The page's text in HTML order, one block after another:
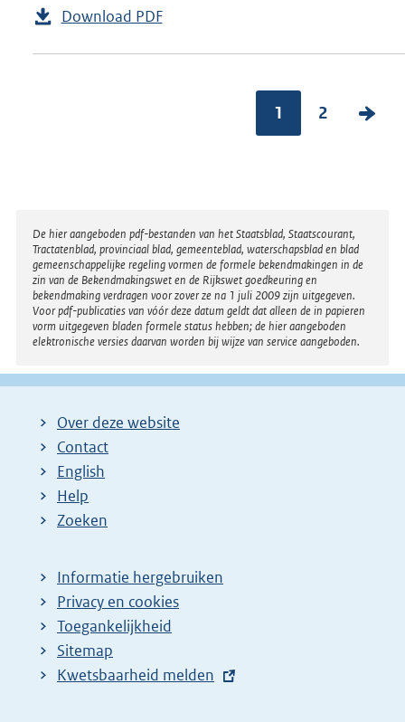
Download PDF
1 2
V
g
Disclaimer
De hier aangeboden pdf-bestanden van het Staatsblad, Staatscourant,
Tractatenblad, provinciaal blad, gemeenteblad, waterschapsblad en blad
gemeenschappelijke regeling vormen de formele bekendmakingen in de
zin van de Bekendmakingswet en de Rijkswet goedkeuring en
bekendmaking verdragen voor zover ze na 1 juli 2009 zijn uitgegeven.
Voor pdf-publicaties van vóór deze datum geldt dat alleen de in papieren
vorm uitgegeven bladen formele status hebben; de hier aangeboden
elektronische versies daarvan worden bij wijze van service aangeboden.
Over deze website
Contact
English
Help
Zoeken
Informatie hergebruiken
Privacy en cookies
Toegankelijkheid
Sitemap
E
Kwetsbaarheid melden